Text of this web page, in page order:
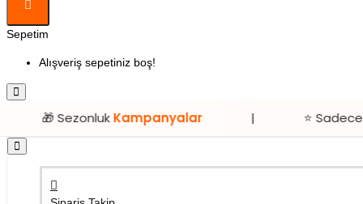
Sepetim
Alışveriş sepetiniz boş!
Kampanyalar | ⭐ Sadece